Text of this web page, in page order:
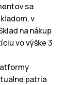
sa
v
na nákup
vo výške 3
patria